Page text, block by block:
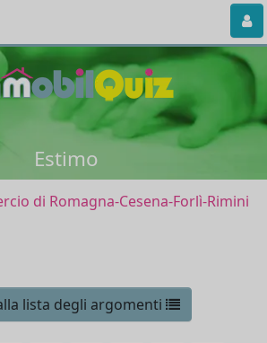
Estimo
di Romagna-Cesena-Forlì-Rimini
lista degli argomenti